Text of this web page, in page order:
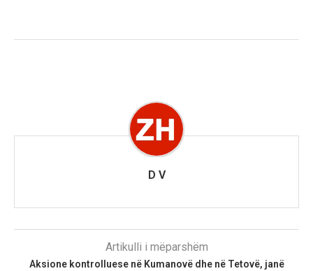
D V
Artikulli i mëparshëm
Aksione kontrolluese në Kumanovë dhe në Tetovë, janë